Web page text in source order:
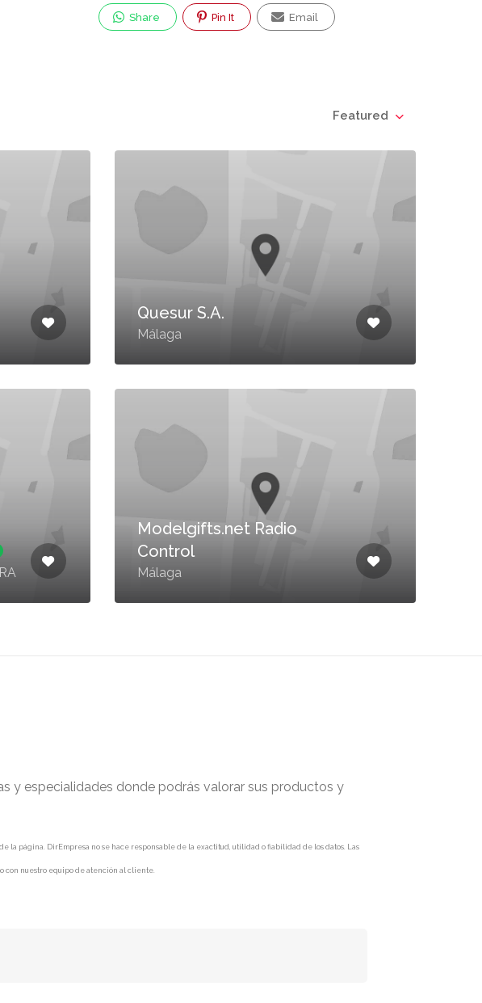
Share Pin It Email
Featured
Quesur S.A.
Málaga
Modelgifts.net Radio
Control
Málaga
y especialidades donde podrás valorar sus productos y
página. DirEmpresa no se hace responsable de la exactitud, utilidad o fiabilidad de los datos. Las
con nuestro equipo de atención al cliente.